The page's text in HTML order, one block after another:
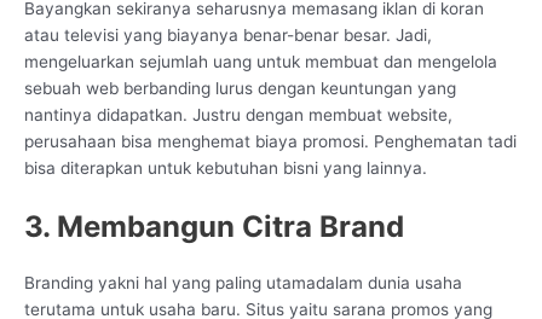
Bayangkan sekiranya seharusnya memasang iklan di koran
atau televisi yang biayanya benar-benar besar. Jadi,
mengeluarkan sejumlah uang untuk membuat dan mengelola
sebuah web berbanding lurus dengan keuntungan yang
nantinya didapatkan. Justru dengan membuat website,
perusahaan bisa menghemat biaya promosi. Penghematan tadi
bisa diterapkan untuk kebutuhan bisni yang lainnya.
3. Membangun Citra Brand
Branding yakni hal yang paling utamadalam dunia usaha
terutama untuk usaha baru. Situs yaitu sarana promos yang